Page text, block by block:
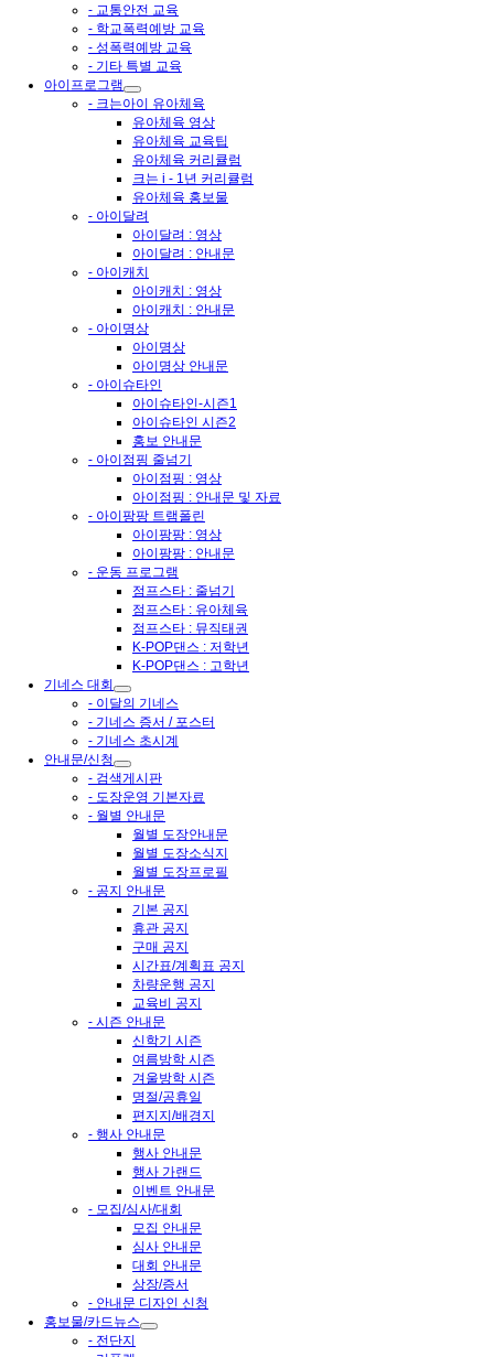
- 교통안전 교육
- 학교폭력예방 교육
- 성폭력예방 교육
- 기타 특별 교육
아이프로그램
- 크는아이 유아체육
유아체육 영상
유아체육 교육팁
유아체육 커리큘럼
크는 i - 1년 커리큘럼
유아체육 홍보물
- 아이달려
아이달려 : 영상
아이달려 : 안내문
- 아이캐치
아이캐치 : 영상
아이캐치 : 안내문
- 아이명상
아이명상
아이명상 안내문
- 아이슈타인
아이슈타인-시즌1
아이슈타인 시즌2
홍보 안내문
- 아이점핑 줄넘기
아이점핑 : 영상
아이점핑 : 안내문 및 자료
- 아이팡팡 트램폴린
아이팡팡 : 영상
아이팡팡 : 안내문
- 운동 프로그램
점프스타 : 줄넘기
점프스타 : 유아체육
점프스타 : 뮤직태권
K-POP댄스 : 저학년
K-POP댄스 : 고학년
기네스 대회
- 이달의 기네스
- 기네스 증서 / 포스터
- 기네스 초시계
안내문/신청
- 검색게시판
- 도장운영 기본자료
- 월별 안내문
월별 도장안내문
월별 도장소식지
월별 도장프로필
- 공지 안내문
기본 공지
휴관 공지
구매 공지
시간표/계획표 공지
차량운행 공지
교육비 공지
- 시즌 안내문
신학기 시즌
여름방학 시즌
겨울방학 시즌
명절/공휴일
편지지/배경지
- 행사 안내문
행사 안내문
행사 가랜드
이벤트 안내문
- 모집/심사/대회
모집 안내문
심사 안내문
대회 안내문
상장/증서
- 안내문 디자인 신청
홍보물/카드뉴스
- 전단지